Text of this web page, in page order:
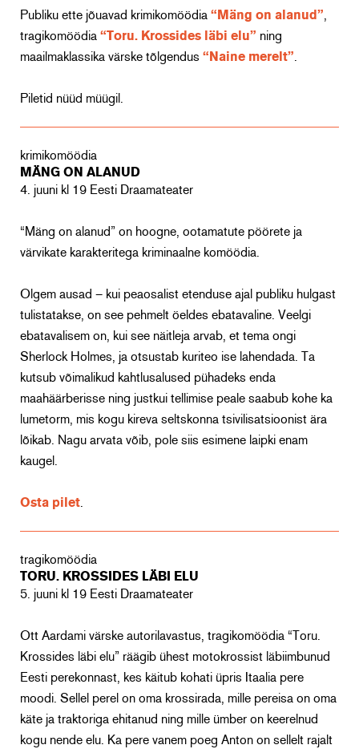
Publiku ette jõuavad krimikomöödia “Mäng on alanud”
tragikomöödia “Toru. Krossides läbi elu” ning
maailmaklassika värske tõlgendus “Naine merelt”
Piletid nüüd müügil.
krimikomöödia
MÄNG ON ALANUD
4. juuni kl 19 Eesti Draamateater
“Mäng on alanud” on hoogne, ootamatute pöörete ja
värvikate karakteritega kriminaalne komöödia.
Olgem ausad – kui peaosalist etenduse ajal publiku hulgast
tulistatakse, on see pehmelt öeldes ebatavaline. Veelgi
ebatavalisem on, kui see näitleja arvab, et tema ongi
Sherlock Holmes, ja otsustab kuriteo ise lahendada. Ta
kutsub võimalikud kahtlusalused pühadeks enda
maahäärberisse ning justkui tellimise peale saabub kohe ka
lumetorm, mis kogu kireva seltskonna tsivilisatsioonist ära
lõikab. Nagu arvata võib, pole siis esimene laipki enam
kaugel.
Osta pilet
tragikomöödia
TORU. KROSSIDES LÄBI ELU
5. juuni kl 19 Eesti Draamateater
Ott Aardami värske autorilavastus, tragikomöödia “Toru.
Krossides läbi elu” räägib ühest motokrossist läbiimbunud
Eesti perekonnast, kes käitub kohati üpris Itaalia pere
moodi. Sellel perel on oma krossirada, mille pereisa on oma
käte ja traktoriga ehitanud ning mille ümber on keerelnud
kogu nende elu. Ka pere vanem poeg Anton on sellelt rajalt